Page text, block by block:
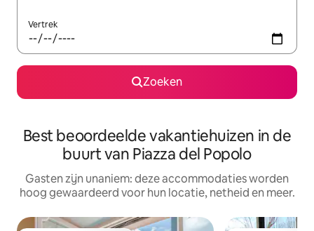
Vertrek
Zoeken
Best beoordeelde vakantiehuizen in de
buurt van Piazza del Popolo
Gasten zijn unaniem: deze accommodaties worden
hoog gewaardeerd voor hun locatie, netheid en meer.